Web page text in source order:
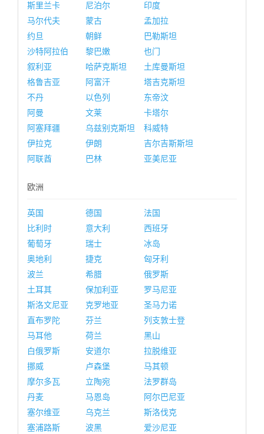
斯里兰卡
尼泊尔
印度
马尔代夫
蒙古
孟加拉
约旦
朝鲜
巴勒斯坦
沙特阿拉伯
黎巴嫩
也门
叙利亚
哈萨克斯坦
土库曼斯坦
格鲁吉亚
阿富汗
塔吉克斯坦
不丹
以色列
东帝汶
阿曼
文莱
卡塔尔
阿塞拜疆
乌兹别克斯坦
科威特
伊拉克
伊朗
吉尔吉斯斯坦
阿联酋
巴林 亚美尼亚
欧洲
英国 德国
法国
比利时
意大利
西班牙
葡萄牙
瑞士
冰岛
奥地利
捷克
匈牙利
波兰
希腊
俄罗斯
土耳其
保加利亚
罗马尼亚
斯洛文尼亚
克罗地亚
圣马力诺
直布罗陀
芬兰
列支敦士登
马耳他
荷兰
黑山
白俄罗斯
安道尔
拉脱维亚
挪威
卢森堡
马其顿
摩尔多瓦
立陶宛
法罗群岛
丹麦
马恩岛
阿尔巴尼亚
塞尔维亚
乌克兰
斯洛伐克
塞浦路斯
波黑
爱沙尼亚